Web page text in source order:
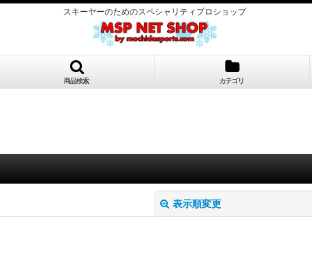
スキーヤーのためのスペシャリティプロショップ
商品検索 カテゴリ
表示順変更